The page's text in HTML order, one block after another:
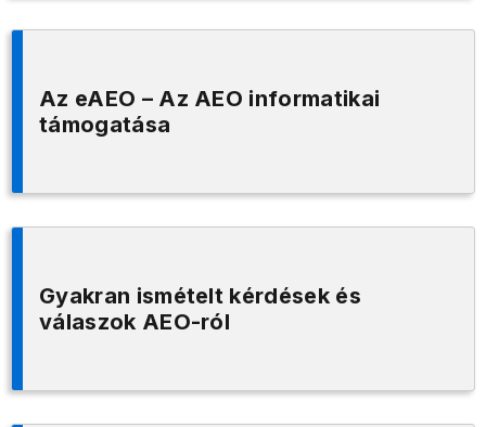
Az eAEO – Az AEO informatikai
támogatása
Gyakran ismételt kérdések és
válaszok AEO-ról